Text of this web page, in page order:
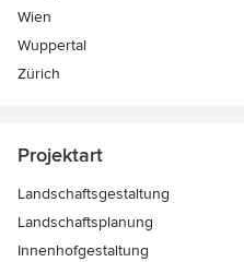
Wien
Wuppertal
Zürich
Projektart
Landschaftsgestaltung
Landschaftsplanung
Innenhofgestaltung